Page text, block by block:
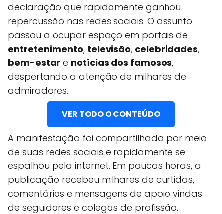
declaração que rapidamente ganhou
repercussão nas redes sociais. O assunto
passou a ocupar espaço em portais de
entretenimento, televisão, celebridades,
bem-estar e notícias dos famosos,
despertando a atenção de milhares de
admiradores.
VER TODO O CONTEÚDO
A manifestação foi compartilhada por meio
de suas redes sociais e rapidamente se
espalhou pela internet. Em poucas horas, a
publicação recebeu milhares de curtidas,
comentários e mensagens de apoio vindas
de seguidores e colegas de profissão.